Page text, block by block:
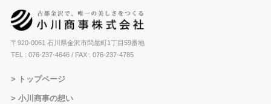
〒920-0061 石川県金沢市問屋町1丁目59番地
TEL : 076-237-4646/ FAX : 076-237-4785
トップページ
小川商事の想い